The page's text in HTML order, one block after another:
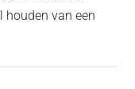
houden van een